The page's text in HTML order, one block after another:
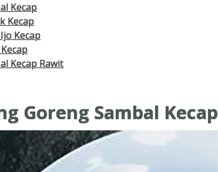
Kecap
Kecap
Kecap
Kecap Rawit
Goreng Sambal Kecap